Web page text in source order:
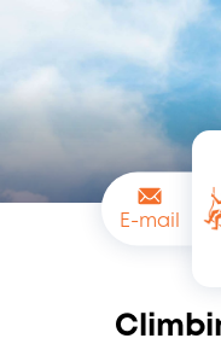
E-mail